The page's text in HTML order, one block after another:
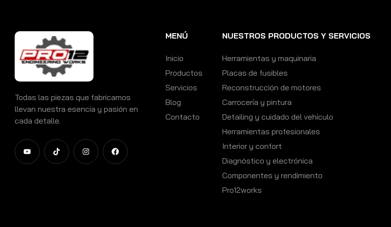
Todas las piezas que fabricamos
llevan nuestra esencia y pasión en
cada detalle.
MENÚ
Inicio
Productos
Servicios
Blog
Contacto
NUESTROS PRODUCTOS Y SERVICIOS
Herramientas y maquinaria
Placas de fusibles
Reconstrucción de motores
Carrocería y pintura
Detailing y cuidado del vehículo
Herramientas profesionales
Interior y confort
Diagnóstico y electrónica
Componentes y rendimiento
Pro12works